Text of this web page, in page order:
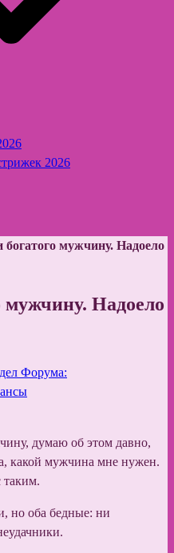
2026
богатого мужчину. Надоело
мужчину. Надоело
Форума:
думаю об этом давно,
какой мужчина мне нужен.
таким.
но оба бедные: ни